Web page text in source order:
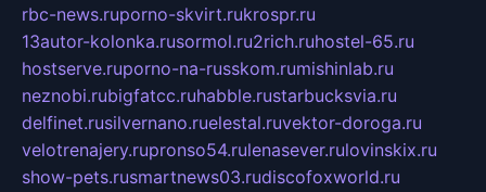
rbc-news.ruporno-skvirt.rukrospr.ru
13autor-kolonka.rusormol.ru2rich.ruhostel-65.ru
hostserve.ruporno-na-russkom.rumishinlab.ru
neznobi.rubigfatcc.ruhabble.rustarbucksvia.ru
delfinet.rusilvernano.ruelestal.ruvektor-doroga.ru
velotrenajery.rupronso54.rulenasever.rulovinskix.ru
show-pets.rusmartnews03.rudiscofoxworld.ru